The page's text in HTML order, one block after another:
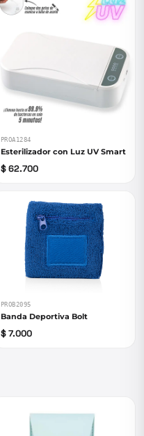
PROA1284
Esterilizador con Luz UV Smart
$ 62.700
PROB2095
Banda Deportiva Bolt
$ 7.000